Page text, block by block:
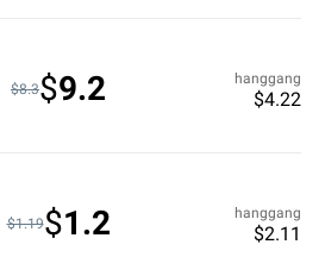
$8.3$9.2 hanggang
$4.22
$1.19$1.2 hanggang
$2.11